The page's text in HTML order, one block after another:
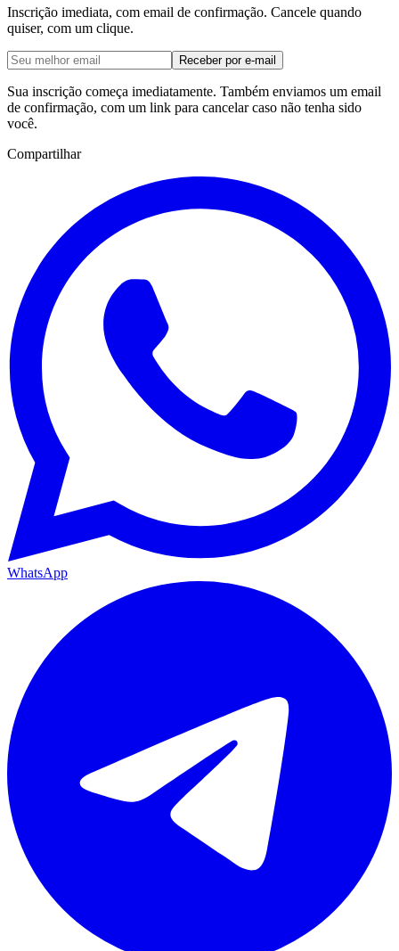
Inscrição imediata, com email de confirmação. Cancele quando
quiser, com um clique.
Receber por e-mail
Sua inscrição começa imediatamente. Também enviamos um email
de confirmação, com um link para cancelar caso não tenha sido
você.
Compartilhar
WhatsApp